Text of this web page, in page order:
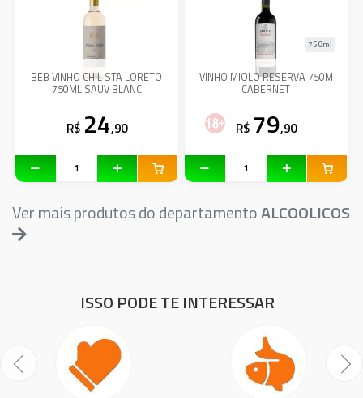
BEB VINHO CHIL STA LORETO
750ML SAUV BLANC
R$ 24,90
VINHO MIOLO RESERVA 750M
CABERNET
750ml
R$ 79,90
Ver mais produtos do departamentoALCOOLICOS
ISSO PODE TE INTERESSAR